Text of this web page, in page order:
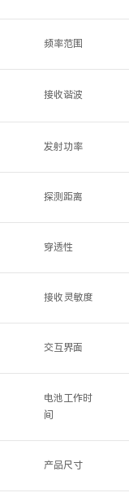
频率范围
接收谐波
发射功率
探测距离
穿透性
接收灵敏度
交互界面
电池工作时
间
产品尺寸